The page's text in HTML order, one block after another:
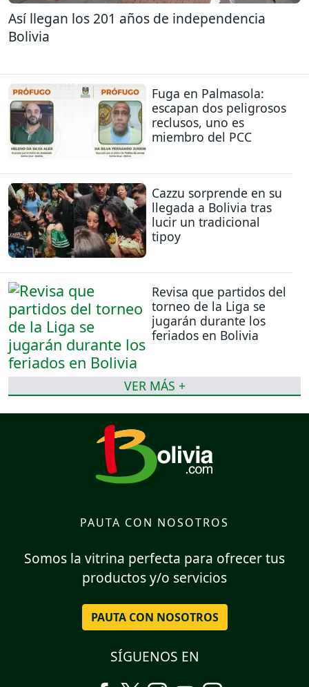
Así llegan los 201 años de independencia
Bolivia
Fuga en Palmasola:
escapan dos peligrosos
reclusos, uno es
miembro del PCC
Cazzu sorprende en su
llegada a Bolivia tras
lucir un tradicional
tipoy
Revisa que partidos del
torneo de la Liga se
jugarán durante los
feriados en Bolivia
VER MÁS +
PAUTA CON NOSOTROS
Somos la vitrina perfecta para ofrecer tus
productos y/o servicios
PAUTA CON NOSOTROS
SÍGUENOS EN